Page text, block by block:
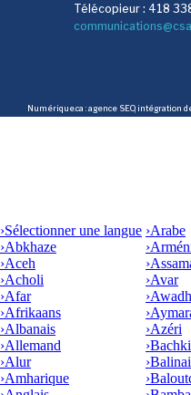
Télécopieur : 418
Numérique.ca : agence SEO, intégration